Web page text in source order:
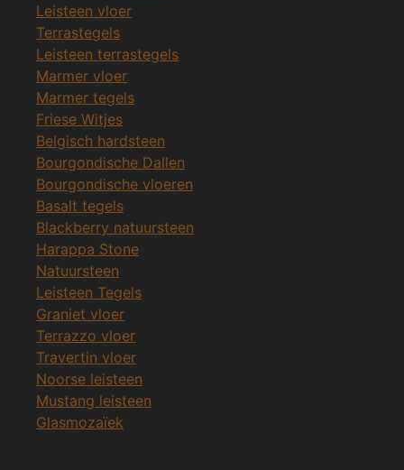
Leisteen vloer
Terrastegels
Leisteen terrastegels
Marmer vloer
Marmer tegels
Friese Witjes
Belgisch hardsteen
Bourgondische Dallen
Bourgondische vloeren
Basalt tegels
Blackberry natuursteen
Harappa Stone
Natuursteen
Leisteen Tegels
Graniet vloer
Terrazzo vloer
Travertin vloer
Noorse leisteen
Mustang leisteen
Glasmozaïek